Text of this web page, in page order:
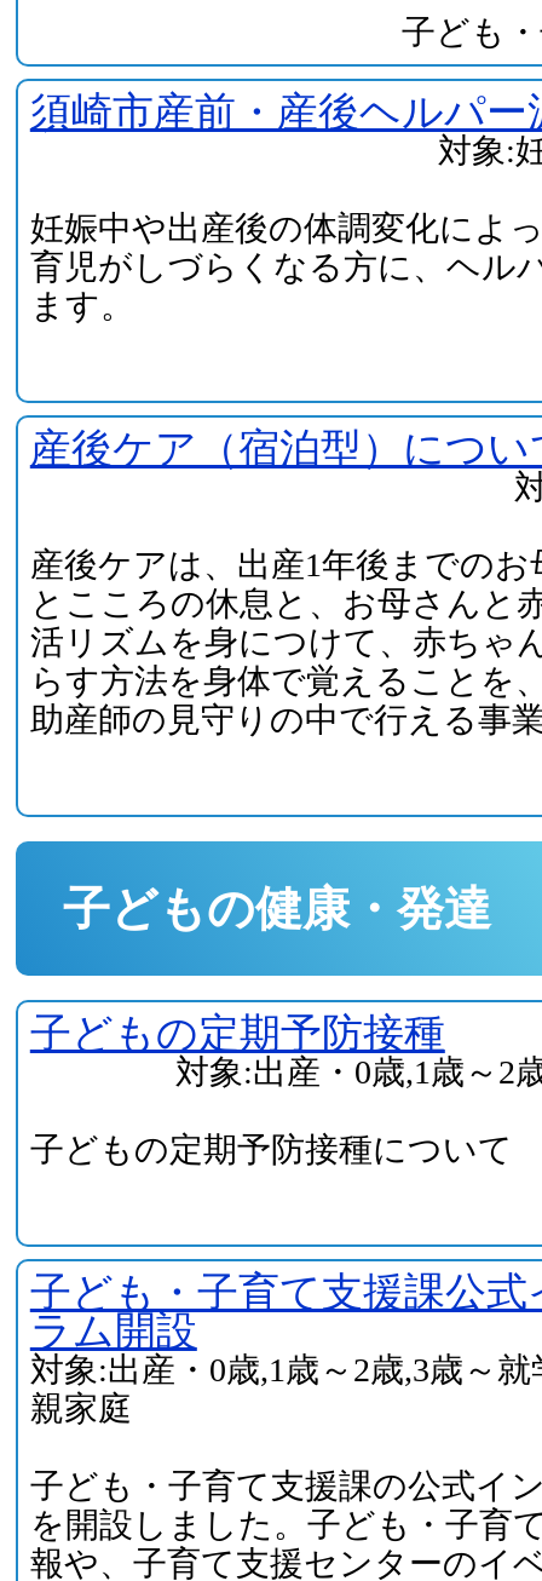
子ども
須崎市産前・産後ヘルパー
対象:
妊娠中や出産後の体調変化によ
育児がしづらくなる方に、ヘル
ます。
産後ケア（宿泊型）につい
産後ケアは、出産1年後までの
とこころの休息と、お母さんと
活リズムを身につけて、赤ちゃ
らす方法を身体で覚えることを
助産師の見守りの中で行える事
子どもの健康・発達
子どもの定期予防接種
対象:出産・0歳,1歳～2
子どもの定期予防接種について
子ども・子育て支援課公
ラム開設
対象:出産・0歳,1歳～2歳,3歳～
親家庭
子ども・子育て支援課の公式イ
を開設しました。子ども・子育
報や、子育て支援センターのイ